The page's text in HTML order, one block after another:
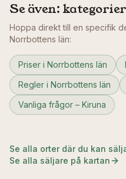
Se även:
Hoppa direkt till en specifik
Norrbottens län:
Priser i Norrbottens län
Regler i Norrbottens län
Vanliga frågor – Kiruna
Se alla orter där du kan
Se alla säljare på kartan